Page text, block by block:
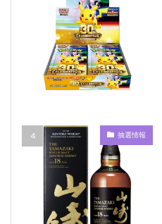
抽選情報